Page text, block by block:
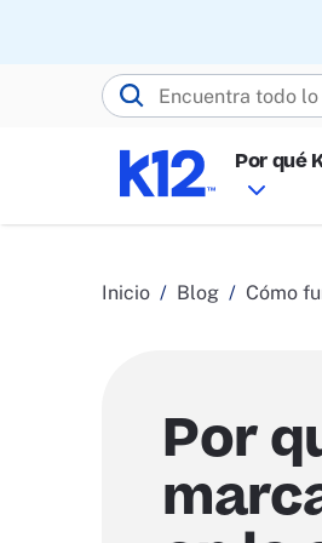
Buscar K12.com
Por qué
Inicio Blog Cómo
Por